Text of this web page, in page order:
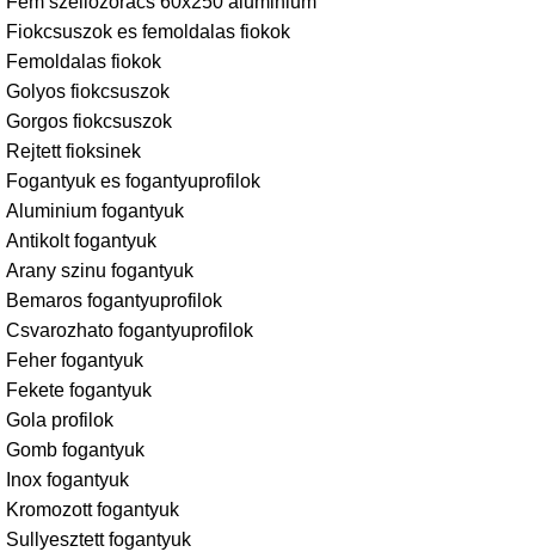
Fiokcsuszok es femoldalas fiokok
Femoldalas fiokok
Golyos fiokcsuszok
Gorgos fiokcsuszok
Rejtett fioksinek
Fogantyuk es fogantyuprofilok
Aluminium fogantyuk
Antikolt fogantyuk
Arany szinu fogantyuk
Bemaros fogantyuprofilok
Csvarozhato fogantyuprofilok
Feher fogantyuk
Fekete fogantyuk
Gola profilok
Gomb fogantyuk
Inox fogantyuk
Kromozott fogantyuk
Sullyesztett fogantyuk